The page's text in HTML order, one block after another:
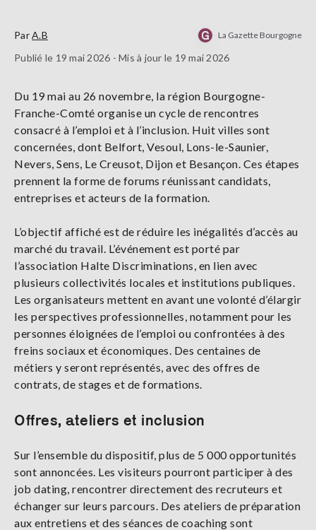
ParA.B La Gazette Bourgogne
Publié le 19 mai 2026 - Mis à jour le 19 mai 2026
Du 19 mai au 26 novembre, la région Bourgogne-
Franche-Comté organise un cycle de rencontres
consacré à l’emploi et à l’inclusion. Huit villes sont
concernées, dont Belfort, Vesoul, Lons-le-Saunier,
Nevers, Sens, Le Creusot, Dijon et Besançon. Ces étapes
prennent la forme de forums réunissant candidats,
entreprises et acteurs de la formation.
L’objectif affiché est de réduire les inégalités d’accès au
marché du travail. L’événement est porté par
l’association Halte Discriminations, en lien avec
plusieurs collectivités locales et institutions publiques.
Les organisateurs mettent en avant une volonté d’élargir
les perspectives professionnelles, notamment pour les
personnes éloignées de l’emploi ou confrontées à des
freins sociaux et économiques. Des centaines de
métiers y seront représentés, avec des offres de
contrats, de stages et de formations.
Offres, ateliers et inclusion
Sur l’ensemble du dispositif, plus de 5 000 opportunités
sont annoncées. Les visiteurs pourront participer à des
job dating, rencontrer directement des recruteurs et
échanger sur leurs parcours. Des ateliers de préparation
aux entretiens et des séances de coaching sont